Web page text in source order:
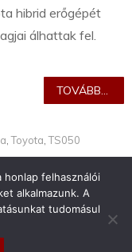
hibrid erőgépét
álhattak fel.
TOVÁBB...
,Toyota ,TS050
honlap felhasználói
alkalmazunk. A
tudomásul